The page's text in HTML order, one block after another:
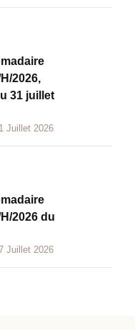
2026,
31 juillet
Juillet 2026
2026 du
Juillet 2026